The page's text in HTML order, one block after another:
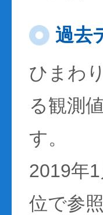
過去
ひまわ
る観測
す。
2019年
位で参